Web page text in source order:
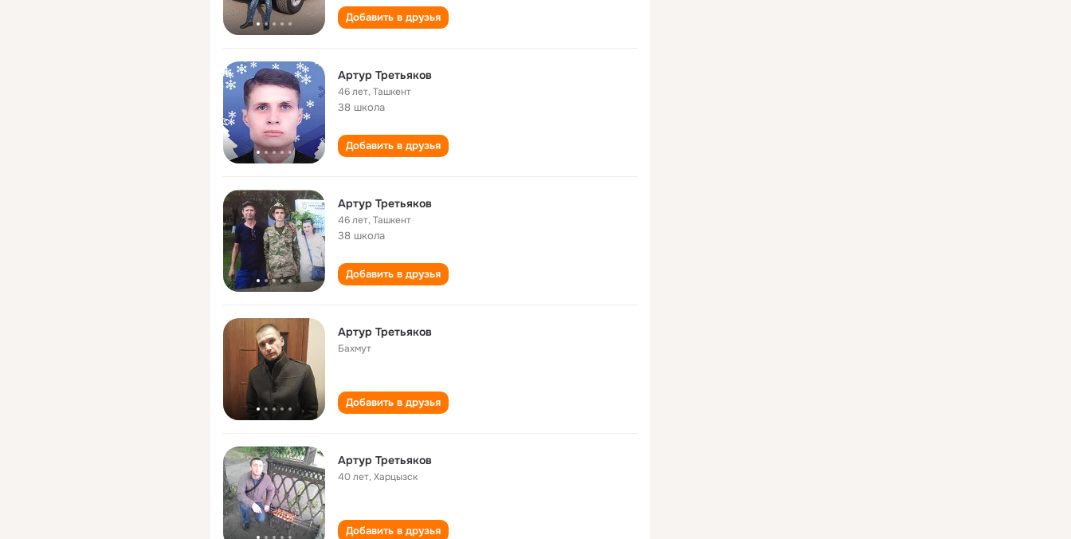
Добавить в друзья
Артур Третьяков
46 лет,Ташкент
38 школа
Добавить в друзья
Артур Третьяков
46 лет,Ташкент
38 школа
Добавить в друзья
Артур Третьяков
Бахмут
Добавить в друзья
Артур Третьяков
40 лет,Харцызск
Добавить в друзья